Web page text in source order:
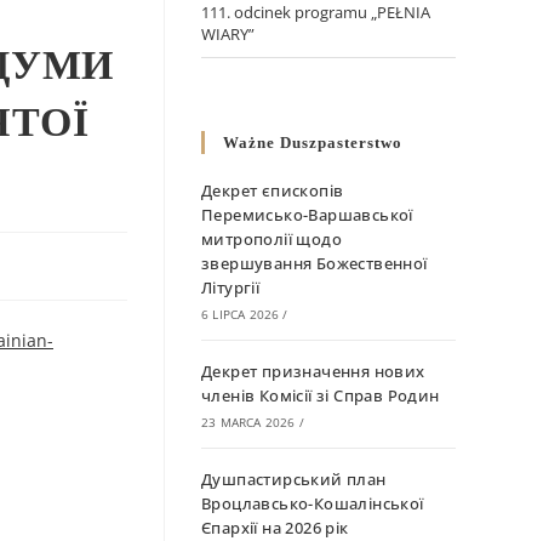
111. odcinek programu „PEŁNIA
WIARY”
Ważne Duszpasterstwo
Декрет єпископів
Перемисько-Варшавської
митрополії щодо
звершування Божественної
Літургії
6 LIPCA 2026 /
Декрет призначення нових
членів Комісії зі Справ Родин
23 MARCA 2026 /
Душпастирський план
Вроцлавсько-Кошалінської
Єпархії на 2026 рік